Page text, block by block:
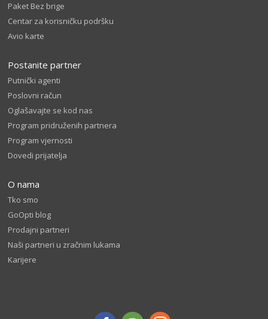
Paket Bez brige
Centar za korisničku podršku
Avio karte
Postanite partner
Putnički agenti
Poslovni račun
Oglašavajte se kod nas
Program pridruženih partnera
Program vjernosti
Dovedi prijatelja
O nama
Tko smo
GoOpti blog
Prodajni partneri
Naši partneri u zračnim lukama
Karijere